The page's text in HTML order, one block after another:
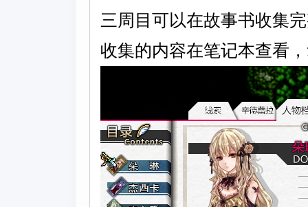
三周目可以在故事书收集
收集的内容在笔记本查看